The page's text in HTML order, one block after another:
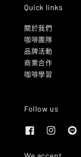
Quick links
關於我們
咖啡團隊
品牌活動
商業合作
咖啡學習
Follow us
We accept